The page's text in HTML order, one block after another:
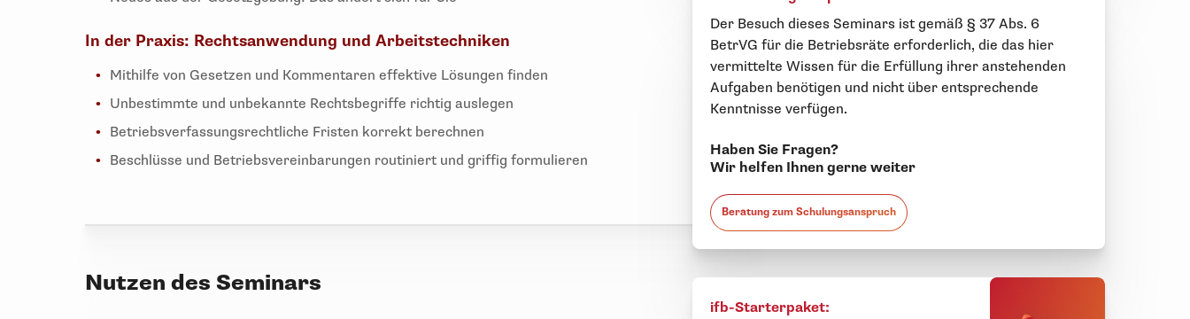
Der Besuch dieses Seminars ist gemäß § 37 Abs. 6
BetrVG für die Betriebsräte erforderlich, die das hier
vermittelte Wissen für die Erfüllung ihrer anstehenden
Aufgaben benötigen und nicht über entsprechende
Kenntnisse verfügen.
Haben Sie Fragen?
Wir helfen Ihnen gerne weiter
Beratung zum Schulungsanspruch
ifb-Starterpaket:
In der Praxis: Rechtsanwendung und Arbeitstechniken
Mithilfe von Gesetzen und Kommentaren effektive Lösungen finden
Unbestimmte und unbekannte Rechtsbegriffe richtig auslegen
Betriebsverfassungsrechtliche Fristen korrekt berechnen
Beschlüsse und Betriebsvereinbarungen routiniert und griffig formulieren
Nutzen des Seminars